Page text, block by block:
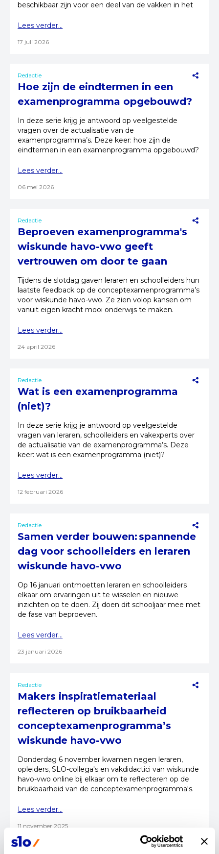
beschikbaar zijn voor een deel van de vakken in het
Lees verder...
17 juli 2026
Redactie
Hoe zijn de eindtermen in een
examenprogramma opgebouwd?
In deze serie krijg je antwoord op veelgestelde
vragen over de actualisatie van de
examenprogramma’s. Deze keer: hoe zijn de
eindtermen in een examenprogramma opgebouwd?
Lees verder...
06 mei 2026
Redactie
Beproeven examenprogramma's
wiskunde havo-vwo geeft
vertrouwen om door te gaan
Tijdens de slotdag gaven leraren en schoolleiders hun
laatste feedback op de conceptexamenprogramma’s
voor wiskunde havo-vwo. Ze zien volop kansen om
vanuit eigen kracht mooi onderwijs te maken.
Lees verder...
24 april 2026
Redactie
Wat is een examenprogramma
(niet)?
In deze serie krijg je antwoord op veelgestelde
vragen van leraren, schoolleiders en vakexperts over
de actualisatie van de examenprogramma’s. Deze
keer: wat is een examenprogramma (niet)?
Lees verder...
12 februari 2026
Redactie
Samen verder bouwen: spannende
dag voor schoolleiders en leraren
wiskunde havo-vwo
Op 16 januari ontmoetten leraren en schoolleiders
elkaar om ervaringen uit te wisselen en nieuwe
inzichten op te doen. Zij doen dit schooljaar mee met
de fase van beproeven.
Lees verder...
23 januari 2026
Redactie
Makers inspiratiemateriaal
reflecteren op bruikbaarheid
conceptexamenprogramma’s
wiskunde havo-vwo
Donderdag 6 november kwamen negen leraren,
opleiders, SLO-collega's en vakdidactici van wiskunde
havo-vwo online bij elkaar om te reflecteren op de
bruikbaarheid van de conceptexamenprogramma's.
Lees verder...
11 november 2025